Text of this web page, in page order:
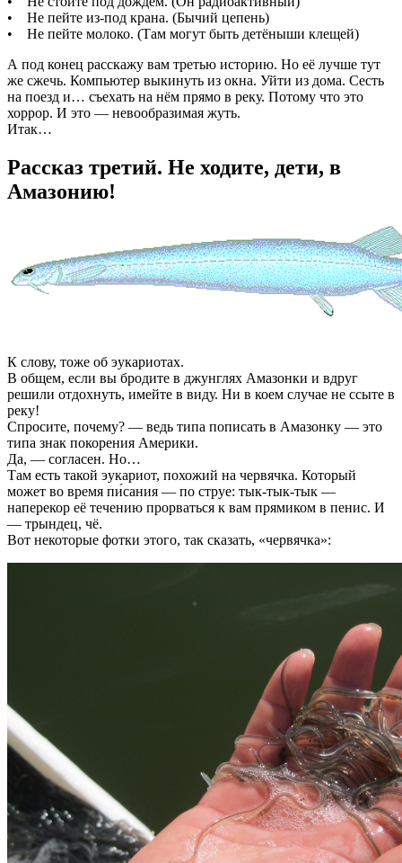
• Не пейте из-под крана. (Бычий цепень)
• Не пейте молоко. (Там могут быть детёныши клещей)
А под конец расскажу вам третью историю. Но её лучше тут
же сжечь. Компьютер выкинуть из окна. Уйти из дома. Сесть
на поезд и… съехать на нём прямо в реку. Потому что это
хоррор. И это — невообразимая жуть.
Итак…
Рассказ третий. Не ходите, дети, в
Амазонию!
К слову, тоже об эукариотах.
В общем, если вы бродите в джунглях Амазонки и вдруг
решили отдохнуть, имейте в виду. Ни в коем случае не ссыте в
реку!
Спросите, почему? — ведь типа пописать в Амазонку — это
типа знак покорения Америки.
Да, — согласен. Но…
Там есть такой эукариот, похожий на червячка. Который
может во время пи́сания — по струе: тык-тык-тык —
наперекор её течению прорваться к вам прямиком в пенис. И
— трындец, чё.
Вот некоторые фотки этого, так сказать, «червячка»: